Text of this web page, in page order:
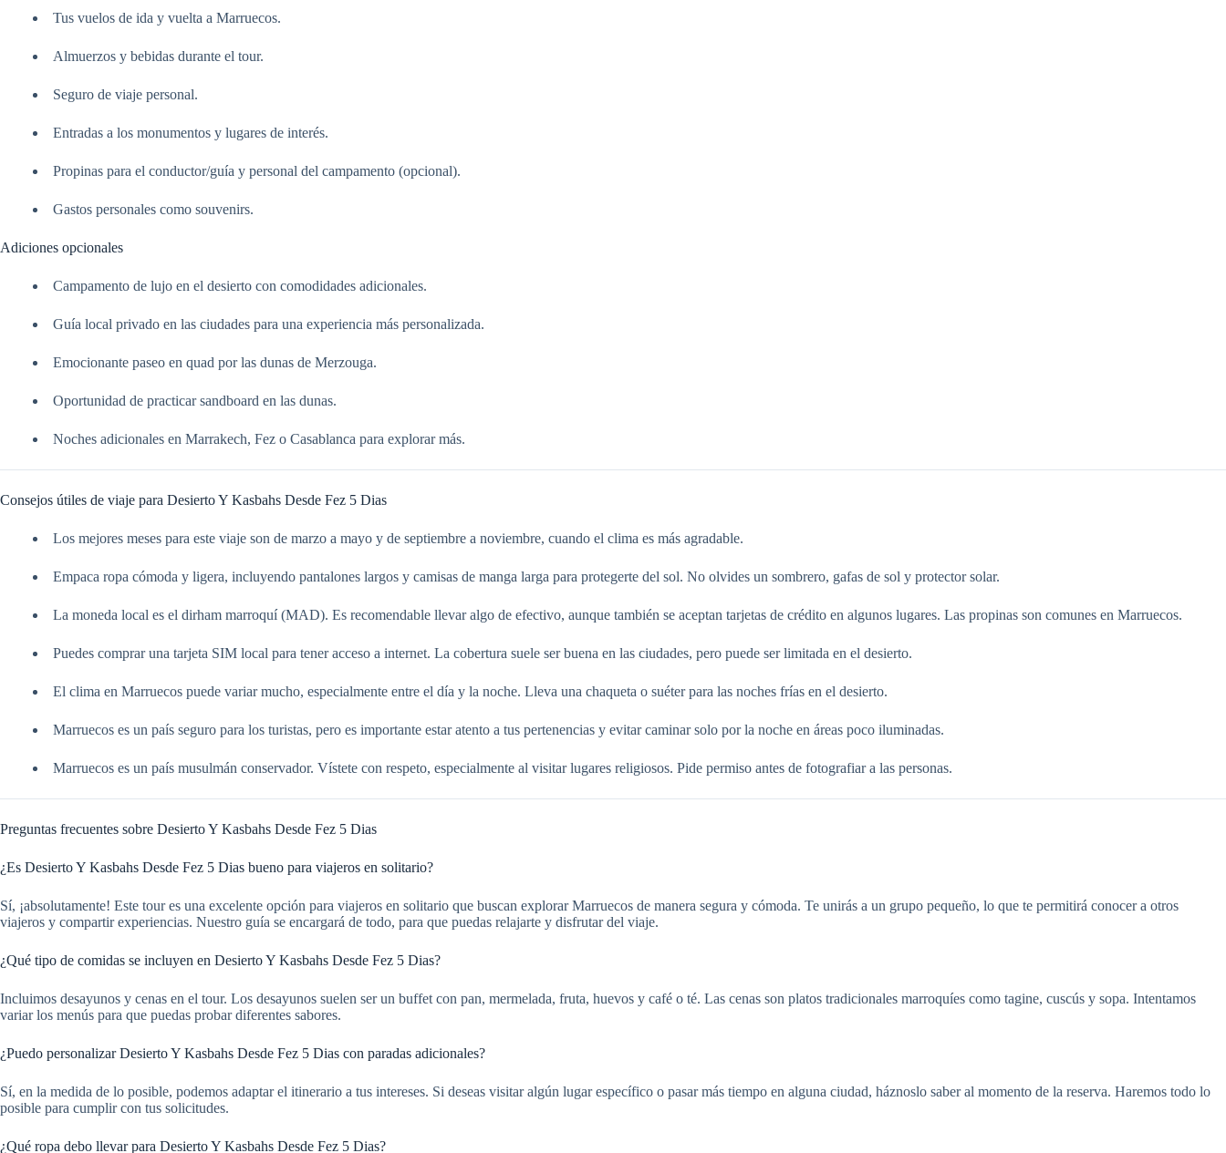
Tus vuelos de ida y vuelta a Marruecos.
Almuerzos y bebidas durante el tour.
Seguro de viaje personal.
Entradas a los monumentos y lugares de interés.
Propinas para el conductor/guía y personal del campamento (opcional).
Gastos personales como souvenirs.
Adiciones opcionales
Campamento de lujo en el desierto con comodidades adicionales.
Guía local privado en las ciudades para una experiencia más personalizada.
Emocionante paseo en quad por las dunas de Merzouga.
Oportunidad de practicar sandboard en las dunas.
Noches adicionales en Marrakech, Fez o Casablanca para explorar más.
Consejos útiles de viaje para Desierto Y Kasbahs Desde Fez 5 Dias
Los mejores meses para este viaje son de marzo a mayo y de septiembre a noviembre, cuando el clima es más agradable.
Empaca ropa cómoda y ligera, incluyendo pantalones largos y camisas de manga larga para protegerte del sol. No olvides un sombrero, gafas de sol y protector solar.
La moneda local es el dirham marroquí (MAD). Es recomendable llevar algo de efectivo, aunque también se aceptan tarjetas de crédito en algunos lugares. Las propinas son comunes en Marruecos.
Puedes comprar una tarjeta SIM local para tener acceso a internet. La cobertura suele ser buena en las ciudades, pero puede ser limitada en el desierto.
El clima en Marruecos puede variar mucho, especialmente entre el día y la noche. Lleva una chaqueta o suéter para las noches frías en el desierto.
Marruecos es un país seguro para los turistas, pero es importante estar atento a tus pertenencias y evitar caminar solo por la noche en áreas poco iluminadas.
Marruecos es un país musulmán conservador. Vístete con respeto, especialmente al visitar lugares religiosos. Pide permiso antes de fotografiar a las personas.
Preguntas frecuentes sobre Desierto Y Kasbahs Desde Fez 5 Dias
¿Es Desierto Y Kasbahs Desde Fez 5 Dias bueno para viajeros en solitario?
Sí, ¡absolutamente! Este tour es una excelente opción para viajeros en solitario que buscan explorar Marruecos de manera segura y cómoda. Te unirás a un grupo pequeño, lo que te permitirá conocer a otros
viajeros y compartir experiencias. Nuestro guía se encargará de todo, para que puedas relajarte y disfrutar del viaje.
¿Qué tipo de comidas se incluyen en Desierto Y Kasbahs Desde Fez 5 Dias?
Incluimos desayunos y cenas en el tour. Los desayunos suelen ser un buffet con pan, mermelada, fruta, huevos y café o té. Las cenas son platos tradicionales marroquíes como tagine, cuscús y sopa. Intentamos
variar los menús para que puedas probar diferentes sabores.
¿Puedo personalizar Desierto Y Kasbahs Desde Fez 5 Dias con paradas adicionales?
Sí, en la medida de lo posible, podemos adaptar el itinerario a tus intereses. Si deseas visitar algún lugar específico o pasar más tiempo en alguna ciudad, háznoslo saber al momento de la reserva. Haremos todo lo
posible para cumplir con tus solicitudes.
¿Qué ropa debo llevar para Desierto Y Kasbahs Desde Fez 5 Dias?